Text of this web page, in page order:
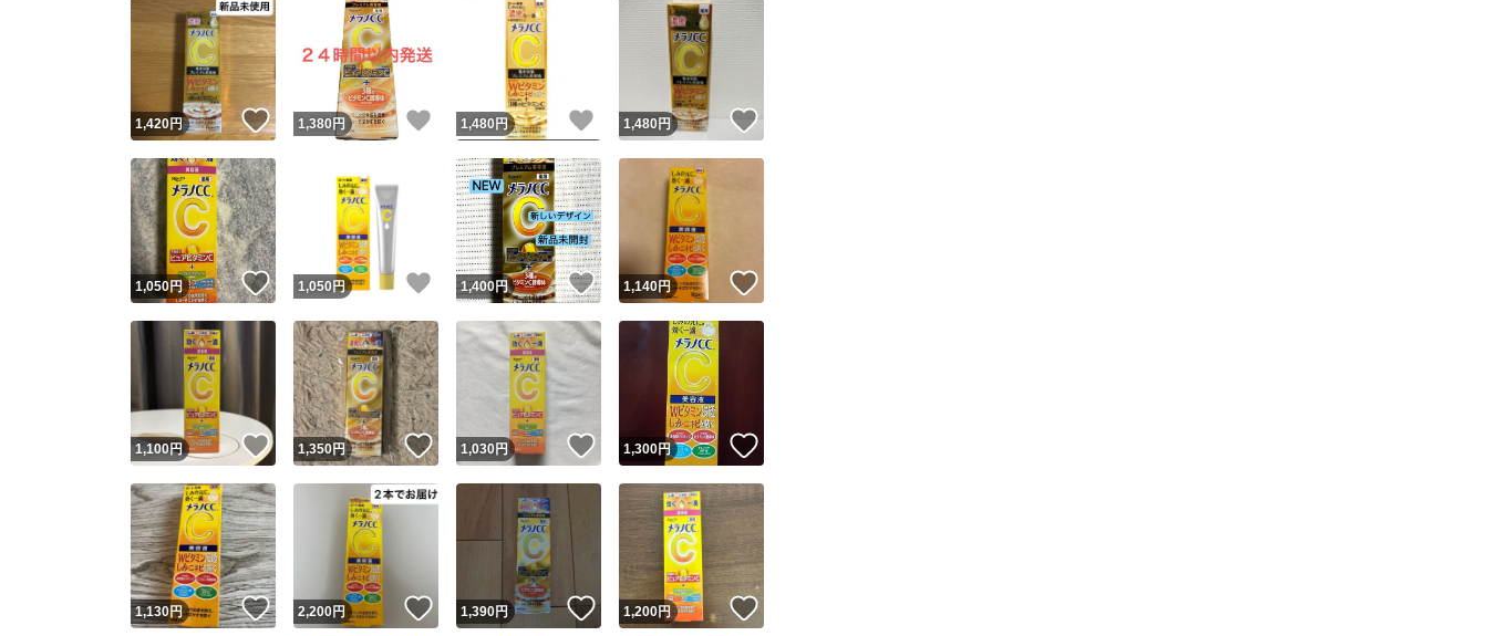
ユーザーの実績について
Yahoo!フリマが定めた一定の基準を満たしたユーザーにバッジを付与しています
安心取引出品者
安心取引出品者 Yahoo!フリマの基準をクリアした安心・安全なユーザーです
取引実績
取引実績◯+ このユーザーはYahoo!フリマの取引を完了させた実績があります
他フリマ実績◯+ このユーザーは他フリマサービスでの取引実績があります
スピード&安心発送
※このバッジは実績に基づく表示であり、発送を保証しているものではありません
スピード＆安心発送
このユーザーは高頻度で24時間以内＆設定した発送日数内に発送してい
ます
この商品の情報をコピーします
商品画像の無断転載は禁止されています
コピーは 1商品につき1回 です
出品ページへ
キャンセル
1,420円 いいね！
1,380 円 いいね！
1,480 円 いいね！
1,480円 いいね！
1,050円 いいね！
1,050 円 いいね！
1,400円 いいね！
1,140円
1,100円 いいね！
1,350円 いいね！
1,030円 いいね！
1,300円
1,130円 いいね！
2,200円 いいね！
1,390円 いいね！
1,200円